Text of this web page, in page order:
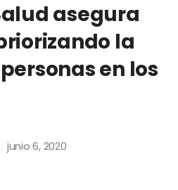
asegura
la
en los
junio 6, 2020